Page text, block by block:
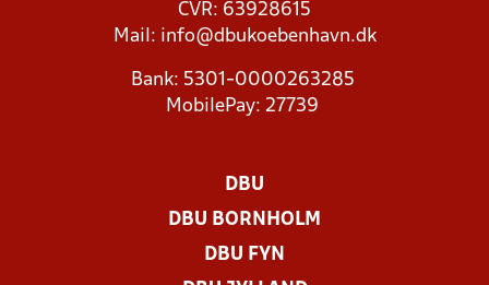
CVR: 63928615
Mail: info@dbukoebenhavn.dk
Bank: 5301-0000263285
MobilePay: 27739
DBU
DBU BORNHOLM
DBU FYN